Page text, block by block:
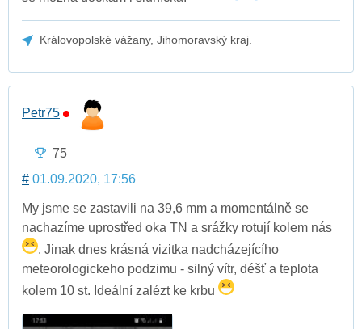
Královopolské vážany, Jihomoravský kraj.
Petr75
75
# 01.09.2020, 17:56
My jsme se zastavili na 39,6 mm a momentálně se
nachazíme uprostřed oka TN a srážky rotují kolem nás
. Jinak dnes krásná vizitka nadcházejícího
meteorologickeho podzimu - silný vítr, déšť a teplota
kolem 10 st. Ideální zalézt ke krbu